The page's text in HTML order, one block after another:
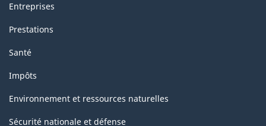
Entreprises
Prestations
Santé
Impôts
Environnement et ressources naturelles
Sécurité nationale et défense